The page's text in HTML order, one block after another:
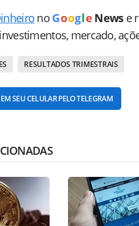
no Goog le News e
mercado,
RESULTADOS TRIMESTRAIS
SEU CELULAR PELO TELEGRAM